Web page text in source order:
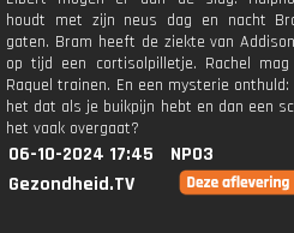
houdt met zijn neus dag en nacht
gaten. Bram heeft de ziekte van
op tijd een cortisolpilletje. Rachel mag
Raquel trainen. En een mysterie
het dat als je buikpijn hebt en dan een
het vaak overgaat?
06-10-2024 17:45
NPO3
Gezondheid.TV